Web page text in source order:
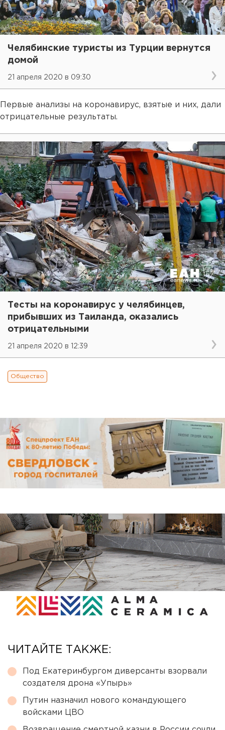
Челябинские туристы из Турции вернутся
домой
21 апреля 2020 в 09:30
Первые анализы на коронавирус, взятые и них, дали
отрицательные результаты.
Тесты на коронавирус у челябинцев,
прибывших из Таиланда, оказались
отрицательными
21 апреля 2020 в 12:39
Общество
ЧИТАЙТЕ ТАКЖЕ:
Под Екатеринбургом диверсанты взорвали
создателя дрона «Упырь»
Путин назначил нового командующего
войсками ЦВО